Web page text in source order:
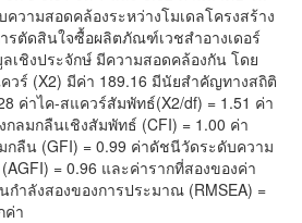
วามสอดคล้องระหว่างโมเดลโครงสร้าง
รตัดสินใจซื้อผลิตภัณฑ์เวชสำอางเดอร์
เชิงประจักษ์ มีความสอดคล้องกัน โดย
วร์ (X2) มีค่า 189.16 มีนัยสำคัญทางสถิติ
ค่าไค-สแควร์สัมพัทธ์(X2/df) = 1.51 ค่า
ลมกลืนเชิงสัมพัทธ์ (CFI) = 1.00 ค่า
ลืน (GFI) = 0.99 ค่าดัชนีวัดระดับความ
= 0.96 และค่ารากที่สองของค่า
กำลังสองของการประมาณ (RMSEA) =
ค่า